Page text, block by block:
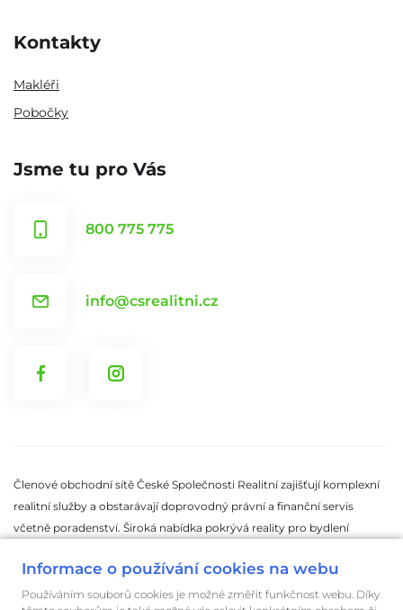
Kontakty
Makléři
Pobočky
Jsme tu pro Vás
800 775 775
info@csrealitni.cz
Členové obchodní sítě České Společnosti Realitní zajišťují komplexní
realitní služby a obstarávají doprovodný právní a finanční servis
včetně poradenství. Široká nabídka pokrývá reality pro bydlení
Realitní naleznete byty k pronájmu nebo prodeji i rodinné domy.
Vybrat si můžete starší nemovitost i nový byt či dům
Informace o používání cookies na webu
Používáním souborů cookies je možné změřit funkčnost webu. Díky